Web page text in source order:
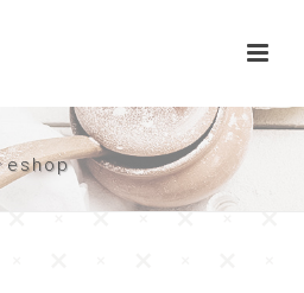
eshop